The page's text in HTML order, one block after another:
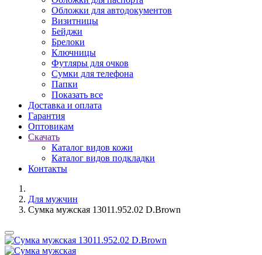
Обложки для автодокументов
Визитницы
Бейджи
Брелоки
Ключницы
Футляры для очков
Сумки для телефона
Папки
Показать все
Доставка и оплата
Гарантия
Оптовикам
Скачать
Каталог видов кожи
Каталог видов подкладки
Контакты
Для мужчин
Сумка мужская 13011.952.02 D.Brown